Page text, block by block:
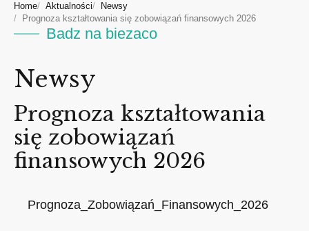
Home Aktualności
Newsy
Prognoza kształtowania się zobowiązań finansowych 2026
Badz na biezaco
Newsy
Prognoza kształtowania
się zobowiązań
finansowych 2026
Prognoza_Zobowiązań_Finansowych_2026